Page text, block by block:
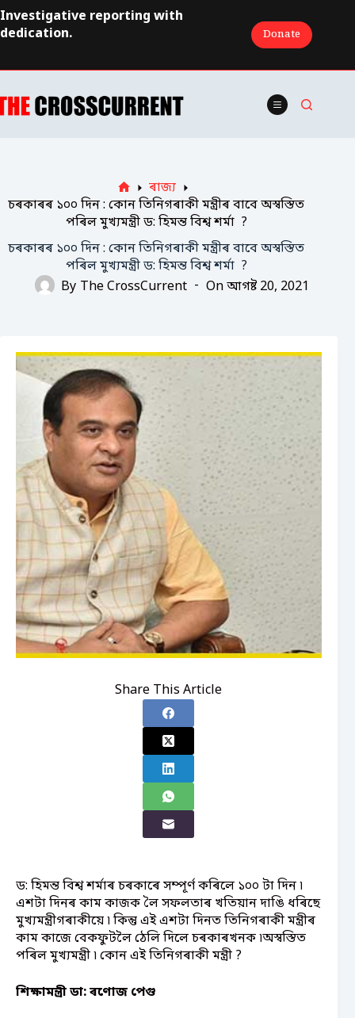
Skip
to
content
Investigative reporting with
dedication.
Donate
Home
ৰাজ্য
চৰকাৰৰ ১০০ দিন : কোন তিনিগৰাকী মন্ত্ৰীৰ বাবে অস্বস্তিত
পৰিল মুখ্যমন্ত্ৰী ড: হিমন্ত বিশ্ব শৰ্মা ?
চৰকাৰৰ ১০০ দিন : কোন তিনিগৰাকী মন্ত্ৰীৰ বাবে অস্বস্তিত
পৰিল মুখ্যমন্ত্ৰী ড: হিমন্ত বিশ্ব শৰ্মা ?
By The CrossCurrent Onআগষ্ট 20, 2021
Share This Article
ড: হিমন্ত বিশ্ব শৰ্মাৰ চৰকাৰে সম্পূৰ্ণ কৰিলে ১০০ টা দিন ৷
এশটা দিনৰ কাম কাজক লৈ সফলতাৰ খতিয়ান দাঙি ধৰিছে
মুখ্যমন্ত্ৰীগৰাকীয়ে ৷ কিন্তু এই এশটা দিনত তিনিগৰাকী মন্ত্ৰীৰ
কাম কাজে বেকফুটলৈ ঠেলি দিলে চৰকাৰখনক ৷অস্বস্তিত
পৰিল মুখ্যমন্ত্ৰী ৷ কোন এই তিনিগৰাকী মন্ত্ৰী ?
শিক্ষামন্ত্ৰী ডা: ৰণোজ পেগু